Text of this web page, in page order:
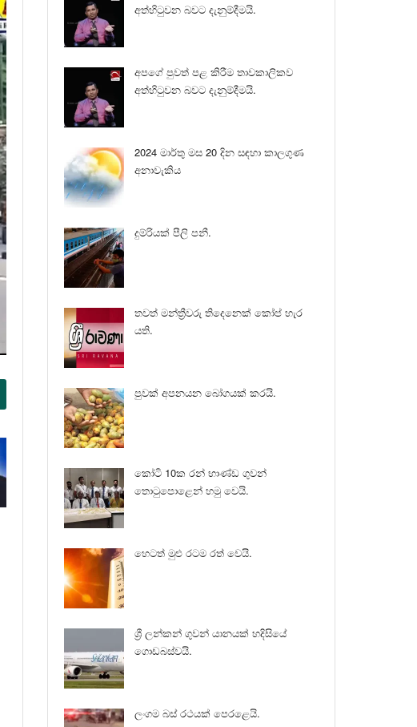
අත්හිටුවන බවට දැනුම්දීමයි.
අපගේ පුවත් පළ කිරීම තාවකාලිකව
අත්හිටුවන බවට දැනුම්දීමයි.
2024 මාර්තු මස 20 දින සඳහා කාලගුණ
අනාවැකිය
දුම්රියක් පීලි පනී.
තවත් මන්ත්‍රීවරු තිදෙනෙක් කෝප් හැර
යති.
පුවක් අපනයන බෝගයක් කරයි.
කෝටි 10ක රන් භාණ්ඩ ගුවන්
තොටුපොළෙන් හමු වෙයි.
හෙටත් මුළු රටම රත් වෙයි.
ශ්‍රී ලන්කන් ගුවන් යානයක් හදිසියේ
ගොඩබස්වයි.
ලංගම බස් රථයක් පෙරළෙයි.